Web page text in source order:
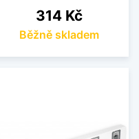
Cena
314 Kč
Běžně skladem